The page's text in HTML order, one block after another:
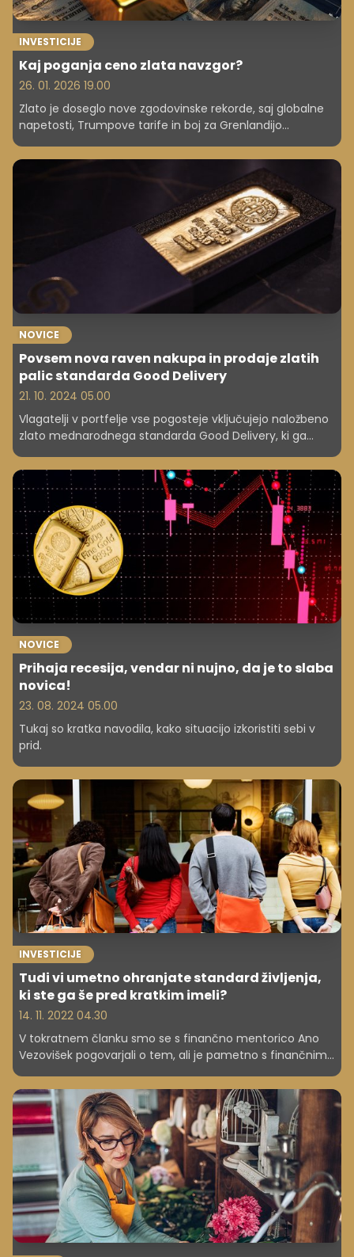
INVESTICIJE
Kaj poganja ceno zlata navzgor?
26. 01. 2026 19.00
Zlato je doseglo nove zgodovinske rekorde, saj globalne
napetosti, Trumpove tarife in boj za Grenlandijo
povečujejo strah pred trgovinskimi vojnami. Kaj to
pomeni za vlagatelje?
NOVICE
Povsem nova raven nakupa in prodaje zlatih
palic standarda Good Delivery
21. 10. 2024 05.00
Vlagatelji v portfelje vse pogosteje vključujejo naložbeno
zlato mednarodnega standarda Good Delivery, ki ga
Gre za naložbo, idealno tudi za začetnike v svetu
borznega poslovanja. Kljub temu prinaša znatne donose.
Primer, pred desetletjem je bila borzna cena zlata mase
31,1035 gramov (unča) 945 ameriških dolarjev, te dni je
2.660. Borzna cena grama zlata je osnova za izračun
tako prodajne kot odkupne cene.
NOVICE
Prihaja recesija, vendar ni nujno, da je to slaba
novica!
23. 08. 2024 05.00
Tukaj so kratka navodila, kako situacijo izkoristiti sebi v
prid.
INVESTICIJE
Tudi vi umetno ohranjate standard življenja,
ki ste ga še pred kratkim imeli?
14. 11. 2022 04.30
V tokratnem članku smo se s finančno mentorico Ano
Vezovišek pogovarjali o tem, ali je pametno s finančnimi
vzdrževati umetni standard življenja, torej nečesa, kar si s
trenutnimi plačami in dohodki ne moremo več privoščiti.